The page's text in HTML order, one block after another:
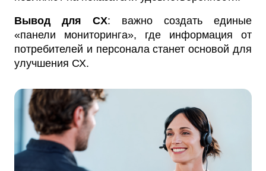
Вывод для CX: важно создать единые
«панели мониторинга», где информация от
потребителей и персонала станет основой для
улучшения СХ.